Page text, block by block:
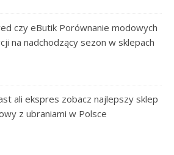
czy eButik Porównanie modowych
na nadchodzący sezon w sklepach
ali ekspres zobacz najlepszy sklep
z ubraniami w Polsce